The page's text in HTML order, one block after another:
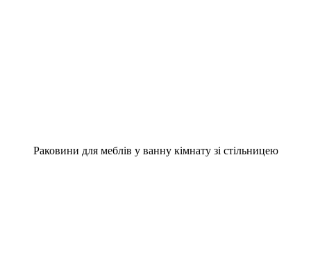
Раковини для меблів у ванну кімнату зі стільницею